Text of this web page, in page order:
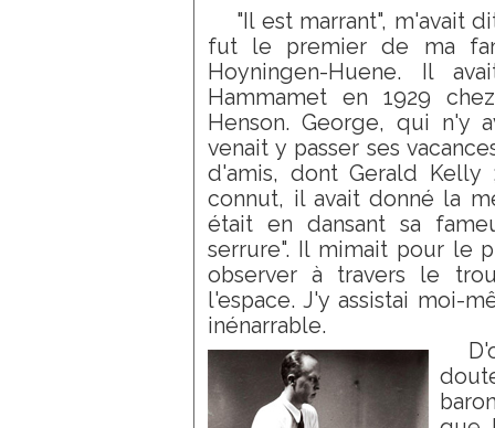
"Il est marrant", m'avait
fut le premier de ma
Hoyningen-Huene. Il
Hammamet en 1929
Henson. George, qui n'y
venait y passer ses
d'amis, dont Gerald
connut, il avait donné la
était en dansant sa
serrure". Il mimait pour le
observer à travers le
l'espace. J'y assistai moi-
inénarrable.